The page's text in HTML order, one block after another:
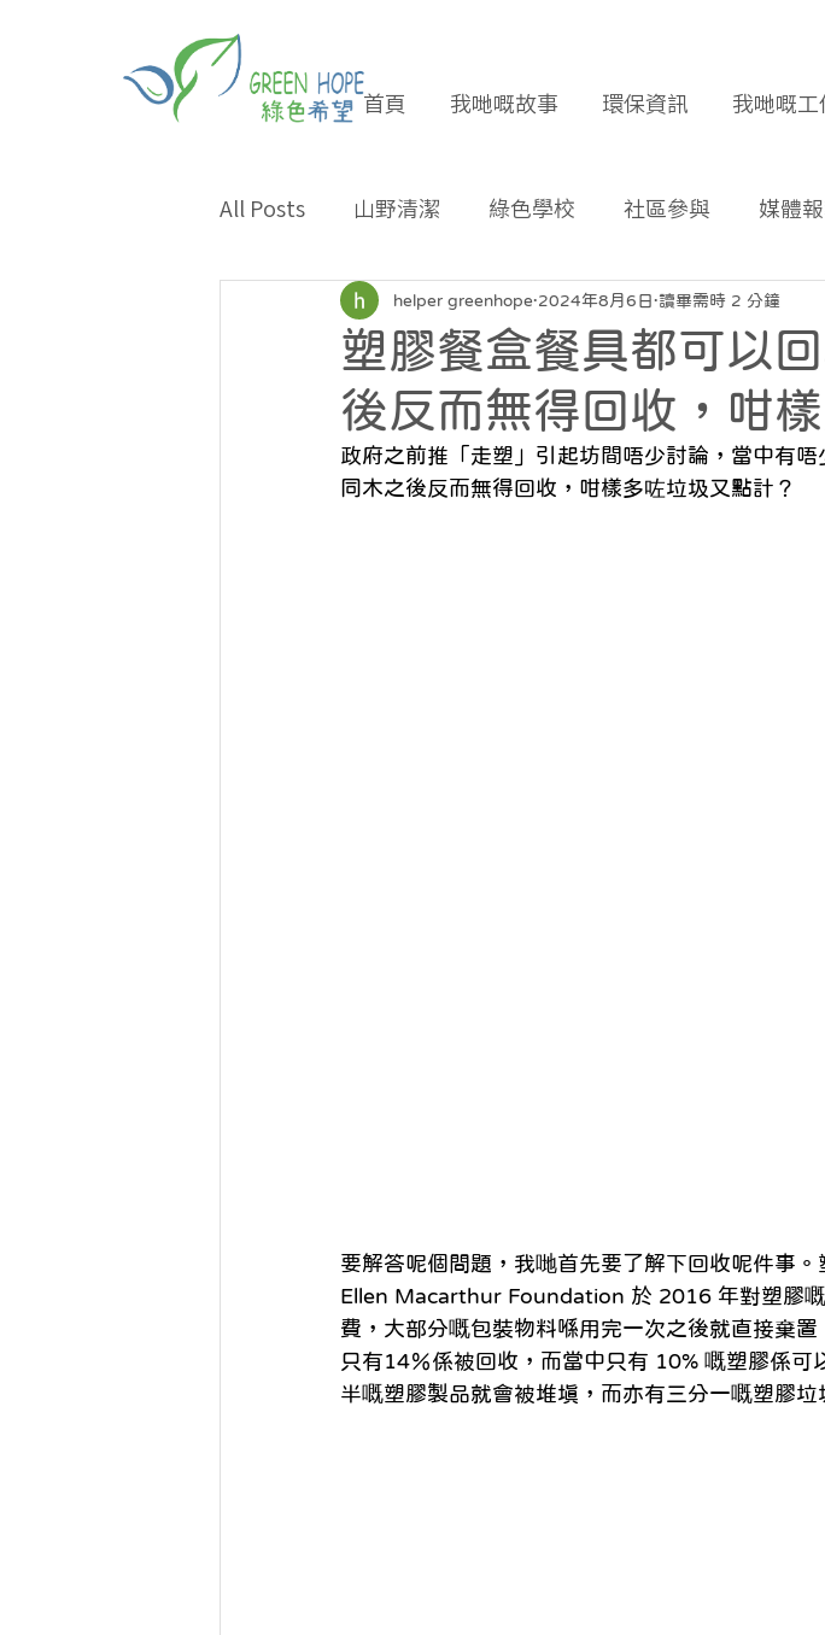
首頁 我哋嘅故事 環保資訊 我哋嘅工
All Posts 山野清潔 綠色學校 社區參與 媒體
專題報導 合作夥伴 社區報 環保新聞回顧
環保小貼士 招長期義工 海岸清潔 企業社會
塑膠餐盒餐具都可以
後反而無得回收，咁
helper greenhope 2024年8月6日 讀畢需時 2 分鐘
政府之前推「走塑」引起坊間唔少討論，當中有
同木之後反而無得回收，咁樣多咗垃圾又點計？
要解答呢個問題，我哋首先要了解下回收呢件事
Ellen Macarthur Foundation 於 2016 年對塑膠
費，大部分嘅包裝物料喺用完一次之後就直接棄
只有14％係被回收，而當中只有 10% 嘅塑膠係
半嘅塑膠製品就會被堆填，而亦有三分一嘅塑膠垃